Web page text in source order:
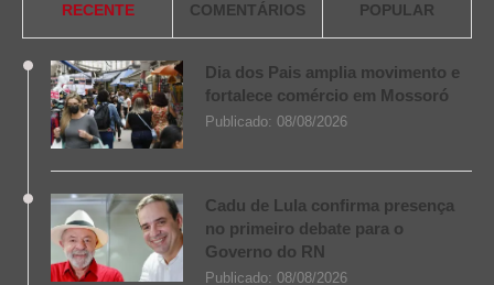
RECENTE COMENTÁRIOS POPULAR
Dia dos Pais amplia movimento e
fortalece comércio em Mossoró
Publicado: 08/08/2026
Cadu de Lula confirma presença
no primeiro debate para o
Governo do RN
Publicado: 08/08/2026